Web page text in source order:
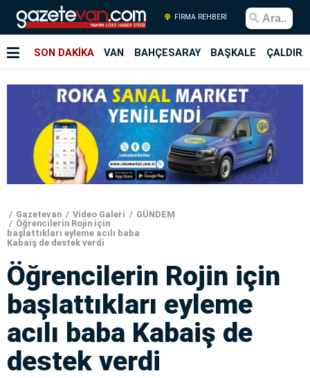
FİRMA REHBERİ
SON DAKİKA VAN BAHÇESARAY BAŞKALE
Gazetevan Video Galeri
GÜNDEM
Öğrencilerin Rojin için
başlattıkları eyleme acılı baba
Kabaiş de destek verdi
Öğrencilerin Rojin için
başlattıkları eyleme
acılı baba Kabaiş de
destek verdi